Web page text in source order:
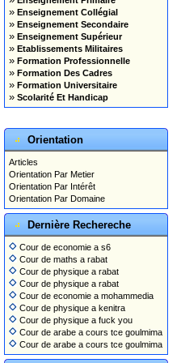
» Enseignement Collégial
» Enseignement Secondaire
» Enseignement Supérieur
» Etablissements Militaires
» Formation Professionnelle
» Formation Des Cadres
» Formation Universitaire
» Scolarité Et Handicap
Orientation
Articles
Orientation Par Metier
Orientation Par Intérêt
Orientation Par Domaine
Dernière Rechereche
Cour de economie a s6
Cour de maths a rabat
Cour de physique a rabat
Cour de physique a rabat
Cour de economie a mohammedia
Cour de physique a kenitra
Cour de physique a fuck you
Cour de arabe a cours tce goulmima
Cour de arabe a cours tce goulmima